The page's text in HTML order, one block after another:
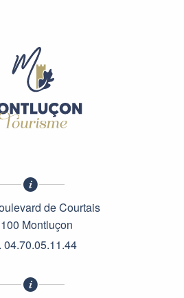
de Courtais
Montluçon
04.70.05.11.44